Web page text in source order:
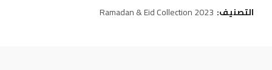
التصنيف: Ramadan & Eid Collection 2023